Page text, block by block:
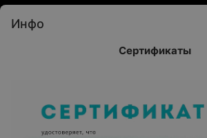
Инфо
Сертификаты